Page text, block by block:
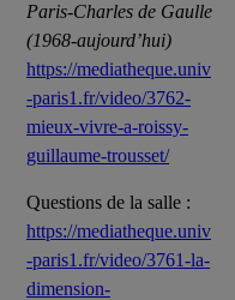
Paris-Charles de Gaulle
(1968-aujourd’hui)
https://mediatheque.univ
-paris1.fr/video/3762-
mieux-vivre-a-roissy-
guillaume-trousset/
Questions de la salle :
https://mediatheque.univ
-paris1.fr/video/3761-la-
dimension-